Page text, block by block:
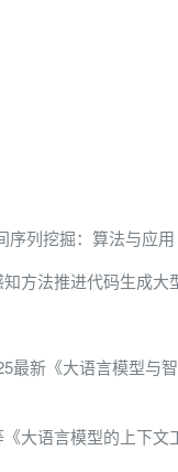
序列挖掘：算法与应用
知方法推进代码生成
最新《大语言模型与
大语言模型的上下文